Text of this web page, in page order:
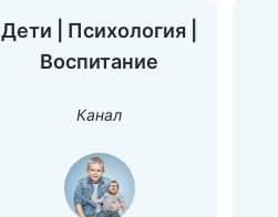
этого добиться.
Вопросы рекламы:
Дети | Психология |
Воспитание
Канал